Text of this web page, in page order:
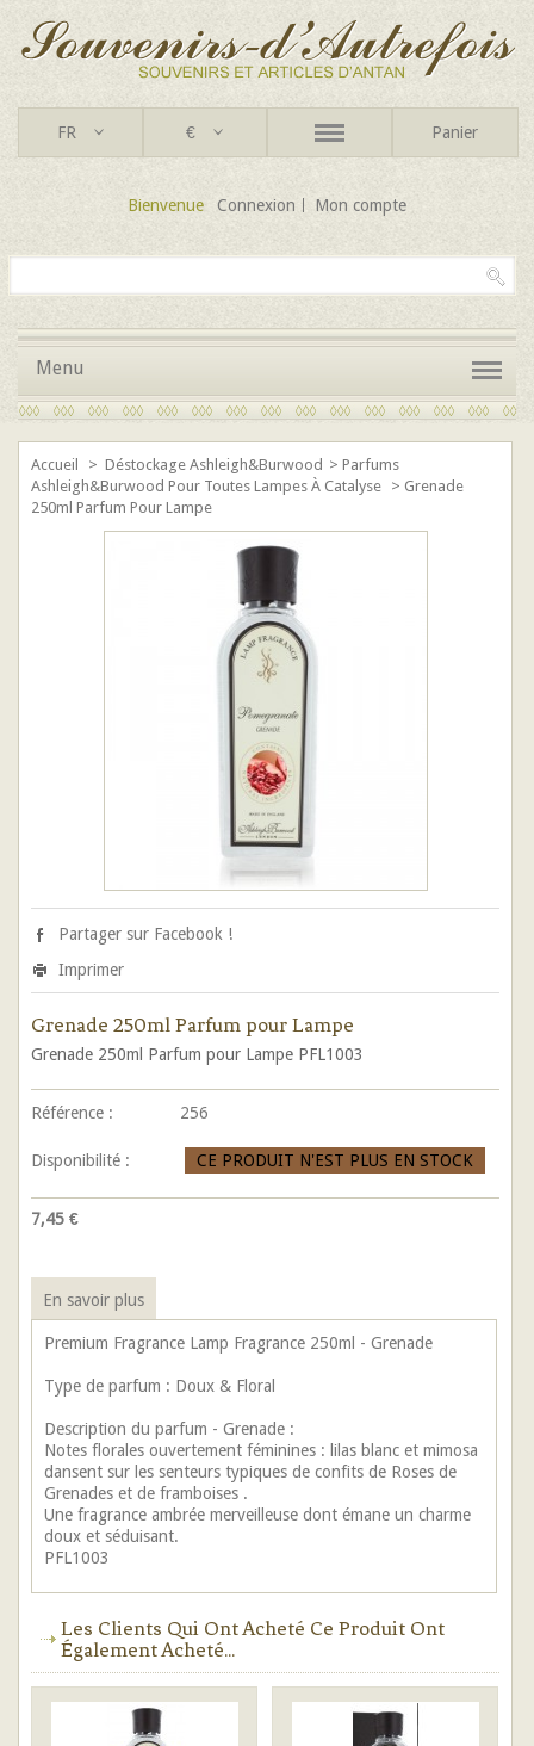
FR € Panier
Bienvenue Connexion Mon compte
Menu
Accueil > Déstockage Ashleigh&Burwood > Parfums
Ashleigh&Burwood Pour Toutes Lampes À Catalyse > Grenade
250ml Parfum Pour Lampe
Partager sur Facebook !
Imprimer
Grenade 250ml Parfum pour Lampe
Grenade 250ml Parfum pour Lampe PFL1003
Référence : 256
Disponibilité : CE PRODUIT N'EST PLUS EN STOCK
7,45 €
En savoir plus
Premium Fragrance Lamp Fragrance 250ml - Grenade
Type de parfum : Doux & Floral
Description du parfum - Grenade :
Notes florales ouvertement féminines : lilas blanc et mimosa
dansent sur les senteurs typiques de confits de Roses de
Grenades et de framboises .
Une fragrance ambrée merveilleuse dont émane un charme
doux et séduisant.
PFL1003
Les Clients Qui Ont Acheté Ce Produit Ont
Également Acheté...